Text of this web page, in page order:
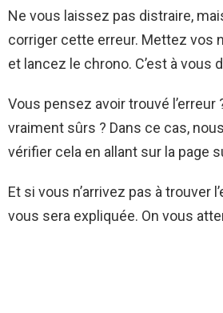
Ne vous laissez pas distraire,
corriger cette erreur. Mettez vos
et lancez le chrono. C’est à vous
Vous pensez avoir trouvé l’erreur
vraiment sûrs ? Dans ce cas,
vérifier cela en allant sur la page
Et si vous n’arrivez pas à trouver
vous sera expliquée. On vous